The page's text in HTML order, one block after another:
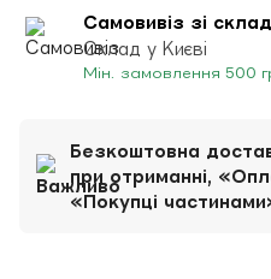
Самовивіз зі
Склад у Києві
Мін. замовлення 500
Безкоштовна
при отриманні,
«Покупці